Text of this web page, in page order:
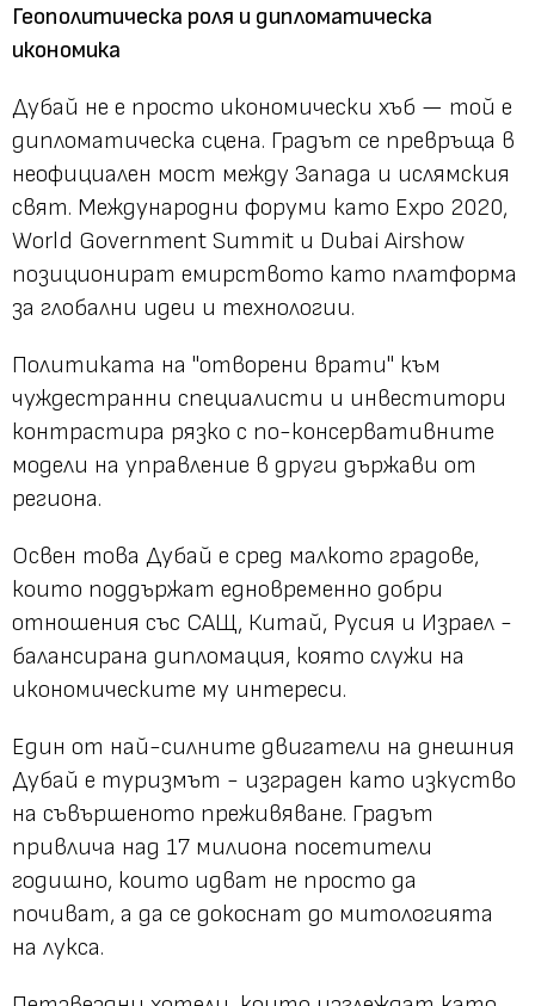
Геополитическа роля и дипломатическа
икономика
Дубай не е просто икономически хъб — той е
дипломатическа сцена. Градът се превръща в
неофициален мост между Запада и ислямския
свят. Международни форуми като Expo 2020,
World Government Summit и Dubai Airshow
позиционират емирството като платформа
за глобални идеи и технологии.
Политиката на "отворени врати" към
чуждестранни специалисти и инвеститори
контрастира рязко с по-консервативните
модели на управление в други държави от
региона.
Освен това Дубай е сред малкото градове,
които поддържат едновременно добри
отношения със САЩ, Китай, Русия и Израел -
балансирана дипломация, която служи на
икономическите му интереси.
Един от най-силните двигатели на днешния
Дубай е туризмът - изграден като изкуство
на съвършеното преживяване. Градът
привлича над 17 милиона посетители
годишно, които идват не просто да
почиват, а да се докоснат до митологията
на лукса.